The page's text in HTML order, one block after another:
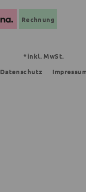
Rechnung
*inkl. MwSt.
Datenschutz